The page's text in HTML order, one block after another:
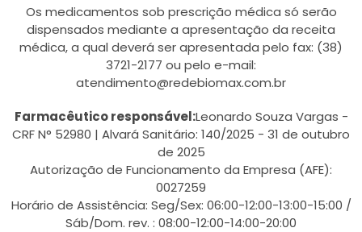
Os medicamentos sob prescrição médica só serão
dispensados mediante a apresentação da receita
médica, a qual deverá ser apresentada pelo fax: (38)
3721-2177 ou pelo e-mail:
atendimento@redebiomax.com.br
Farmacêutico responsável:Leonardo Souza Vargas -
CRF N° 52980 | Alvará Sanitário: 140/2025 - 31 de outubro
de 2025
Autorização de Funcionamento da Empresa (AFE):
0027259
Horário de Assistência: Seg/Sex: 06:00-12:00-13:00-15:00 /
Sáb/Dom. rev. : 08:00-12:00-14:00-20:00